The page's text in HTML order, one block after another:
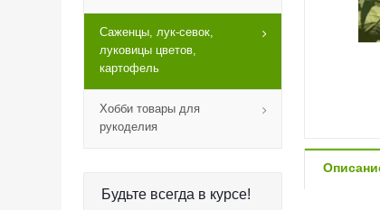
Саженцы, лук-севок,
луковицы цветов,
картофель
Хобби товары для
рукоделия
Будьте всегда в курсе!